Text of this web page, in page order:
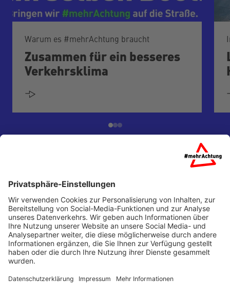
Warum es #mehrAchtung braucht
Zusammen für ein besseres
Verkehrsklima
Startseite
Über uns
Partner
Presse
Kontakt
Barrierefreiheit
Impressum
Datenschutz